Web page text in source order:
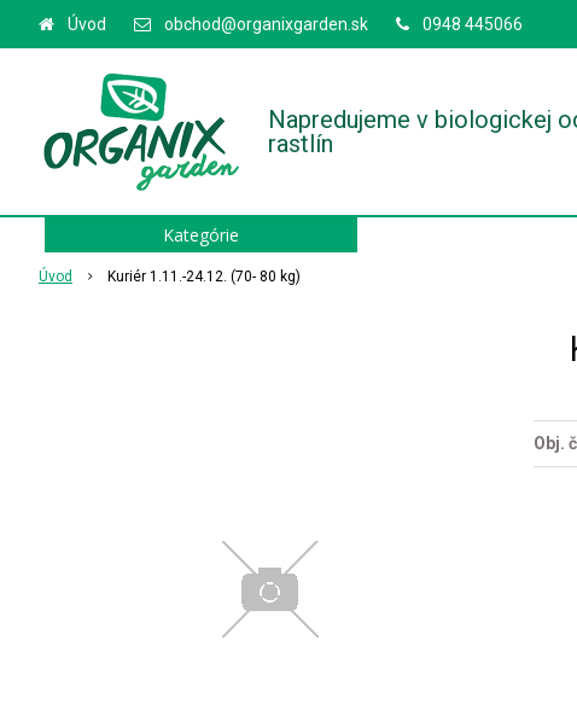
Napredujeme v biologickej
rastlín
Úvod obchod@organixgarden.sk 0948 445066
Úvod Kuriér 1.11.-24.12. (70- 80 kg)
Obj.
Kategórie